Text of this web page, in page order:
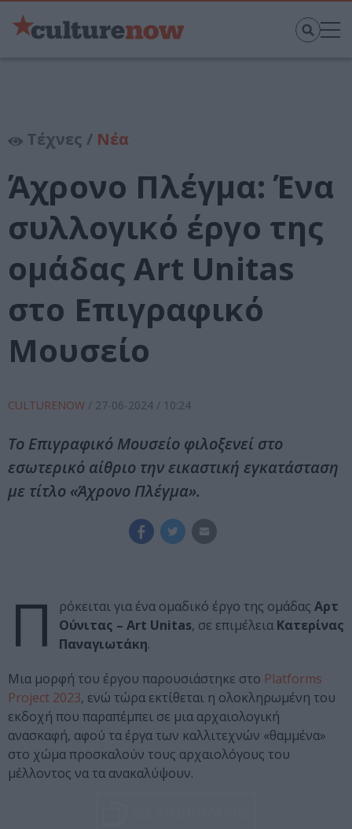
Τέχνες / Νέα
Άχρονο Πλέγμα: Ένα
συλλογικό έργο της
ομάδας Art Unitas
στο Επιγραφικό
Μουσείο
CULTURENOW / 27-06-2024 / 10:24
Το Επιγραφικό Μουσείο φιλοξενεί στο
εσωτερικό αίθριο την εικαστική εγκατάσταση
με τίτλο «Άχρονο Πλέγμα».
Π ρόκειται για ένα ομαδικό έργο της ομάδας Αρτ
Ούνιτας – Art Unitas, σε επιμέλεια Κατερίνας
Παναγιωτάκη.
Μια μορφή του έργου παρουσιάστηκε στο Platforms
Project 2023, ενώ τώρα εκτίθεται η ολοκληρωμένη του
εκδοχή που παραπέμπει σε μια αρχαιολογική
ανασκαφή, αφού τα έργα των καλλιτεχνών «θαμμένα»
στο χώμα προσκαλούν τους αρχαιολόγους του
μέλλοντος να τα ανακαλύψουν.